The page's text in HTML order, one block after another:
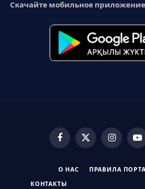
Скачайте мобильное
Facebook
X
Instagram
О НАС ПРАВИЛА
КОНТАКТЫ